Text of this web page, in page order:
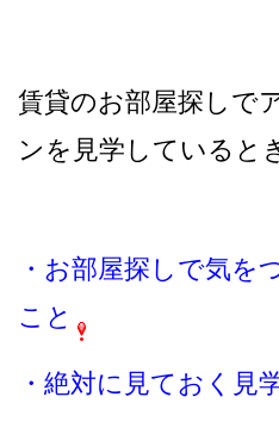
賃貸のお部屋探しで
ンを見学していると
・お部屋探しで気を
こと
・絶対に見ておく見